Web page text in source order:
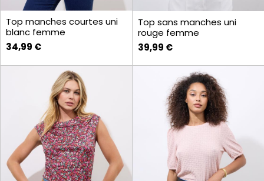
Top manches courtes uni
blanc femme
34,99 €
Top sans manches uni
rouge femme
39,99 €